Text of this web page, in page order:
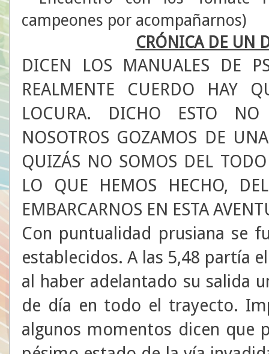
campeones por acompañarnos)
CRÓNICA DE UN
DICEN LOS MANUALES DE
REALMENTE CUERDO HAY
LOCURA. DICHO ESTO
NOSOTROS GOZAMOS DE
QUIZÁS NO SOMOS DEL
LO QUE HEMOS HECHO,
EMBARCARNOS EN ESTA
Con puntualidad prusiana se
establecidos. A las 5,48 partía
al haber adelantado su salida
de día en todo el trayecto.
algunos momentos dicen que